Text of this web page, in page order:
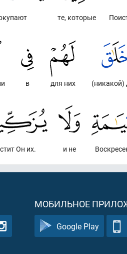
те, которые
(никакой)
для них
в
и не
Он их.
МОБИЛЬНОЕ
Google Play